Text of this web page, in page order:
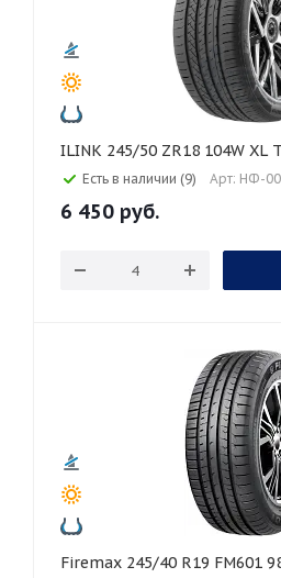
ILINK 245/50 ZR18 104W
Есть в наличии (9) Арт: НФ-
6 450 руб.
Firemax 245/40 R19